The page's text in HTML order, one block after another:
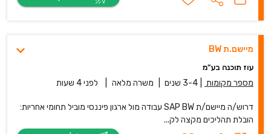
מיישם.ת BW
עוז תוכנה בע"מ
מספר מקומות 3-4 שנים משרה מלאה לפני 4 שעות
דרוש/ה מיישם/ת SAP BW עבודה מול ארגון פיננסי מוביל תחומי אחריות:
הובלת תהליכים מקצה לק...